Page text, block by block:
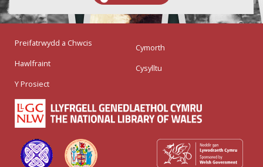
Preifatrwydd a Chwcis
Hawlfraint
Y Prosiect
Cymorth
Cysylltu